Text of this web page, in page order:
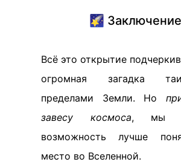
🌠 Заключение
Всё это открытие
огромная загадка
пределами Земли. Но
завесу космоса, мы
возможность лучше
место во Вселенной.